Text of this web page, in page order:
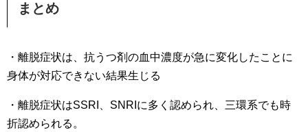
まとめ
・離脱症状は、抗うつ剤の血中濃度が急に変化したことに
身体が対応できない結果生じる
・離脱症状はSSRI、SNRIに多く認められ、三環系でも時
折認められる。